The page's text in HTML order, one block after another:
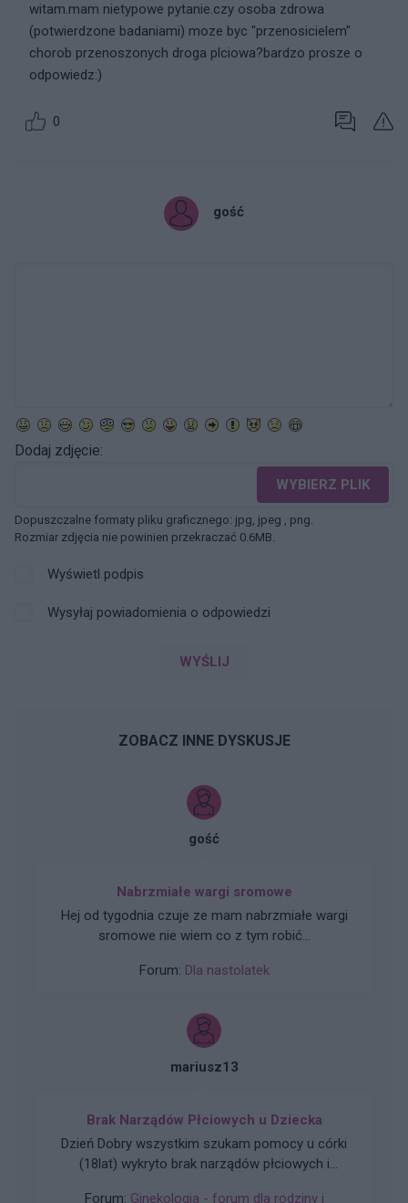
witam.mam nietypowe pytanie.czy osoba zdrowa
(potwierdzone badaniami) moze byc "przenosicielem"
chorob przenoszonych droga plciowa?bardzo prosze o
odpowiedz:)
0
gość
Dodaj zdjęcie:
WYBIERZ PLIK
Dopuszczalne formaty pliku graficznego: jpg, jpeg , png.
Rozmiar zdjęcia nie powinien przekraczać 0.6MB.
Wyświetl podpis
Wysyłaj powiadomienia o odpowiedzi
WYŚLIJ
ZOBACZ INNE DYSKUSJE
gość
Nabrzmiałe wargi sromowe
Hej od tygodnia czuje ze mam nabrzmiałe wargi
sromowe nie wiem co z tym robić...
Forum: Dla nastolatek
mariusz13
Brak Narządów Płciowych u Dziecka
Dzień Dobry wszystkim szukam pomocy u córki
(18lat) wykryto brak narządów płciowych i
Forum: Ginekologia - forum dla rodziny i